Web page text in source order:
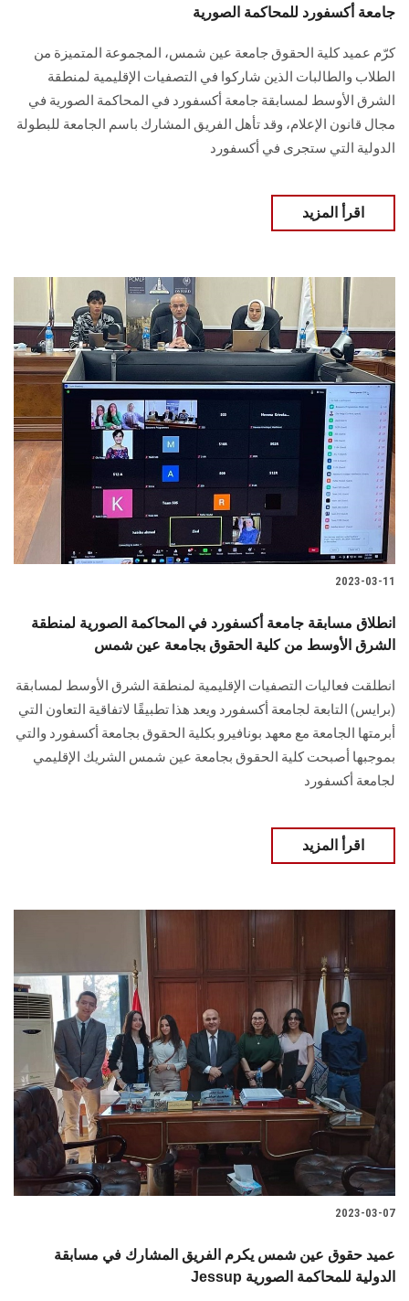
جامعة أكسفورد للمحاكمة الصورية
كرّم عميد كلية الحقوق جامعة عين شمس، المجموعة المتميزة من
الطلاب والطالبات الذين شاركوا في التصفيات الإقليمية لمنطقة
الشرق الأوسط لمسابقة جامعة أكسفورد في المحاكمة الصورية في
مجال قانون الإعلام، وقد تأهل الفريق المشارك باسم الجامعة للبطولة
الدولية التي ستجرى في أكسفورد
اقرأ المزيد
2023-03-11
انطلاق مسابقة جامعة أكسفورد في المحاكمة الصورية لمنطقة
الشرق الأوسط من كلية الحقوق بجامعة عين شمس
انطلقت فعاليات التصفيات الإقليمية لمنطقة الشرق الأوسط لمسابقة
(برايس) التابعة لجامعة أكسفورد ويعد هذا تطبيقًا لاتفاقية التعاون التي
أبرمتها الجامعة مع معهد بونافيرو بكلية الحقوق بجامعة أكسفورد والتي
بموجبها أصبحت كلية الحقوق بجامعة عين شمس الشريك الإقليمي
لجامعة أكسفورد
اقرأ المزيد
2023-03-07
عميد حقوق عين شمس يكرم الفريق المشارك في مسابقة
Jessup الدولية للمحاكمة الصورية